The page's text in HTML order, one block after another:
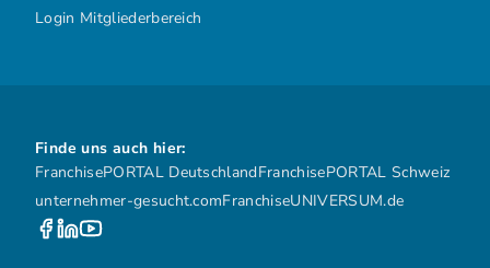
Login Mitgliederbereich
Finde uns auch hier:
FranchisePORTAL DeutschlandFranchisePORTAL Schweiz
unternehmer-gesucht.comFranchiseUNIVERSUM.de